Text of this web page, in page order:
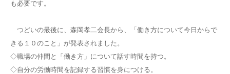
も必要です。
つどいの最後に、森岡孝二会長から、「働き方について今日からで
きる１０のこと」が発表されました。
◇職場の仲間と「働き方」について話す時間を持つ。
◇自分の労働時間を記録する習慣を身につける。